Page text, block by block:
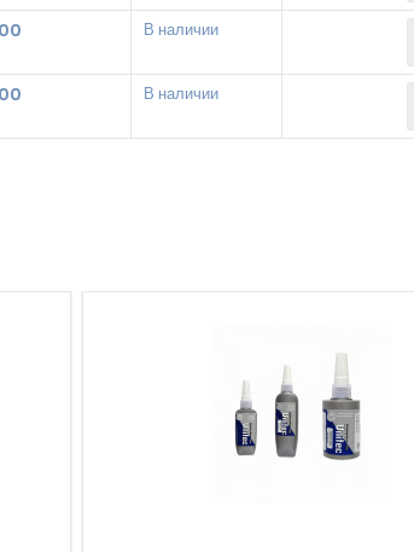
В наличии
В наличии